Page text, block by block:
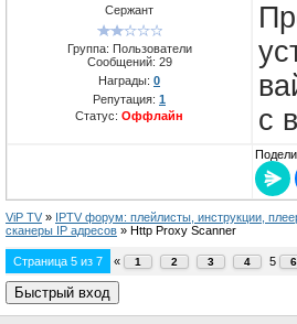
Сержант
Группа: Пользователи
Сообщений: 29
Награды: 0
Репутация: 1
Статус: Оффлайн
с
ViP TV » IPTV форум: плейлисты, инструкции,
сканеры IP адресов » Http Proxy Scanner
Страница 5 из 7 « 1 2 3 4 5 6